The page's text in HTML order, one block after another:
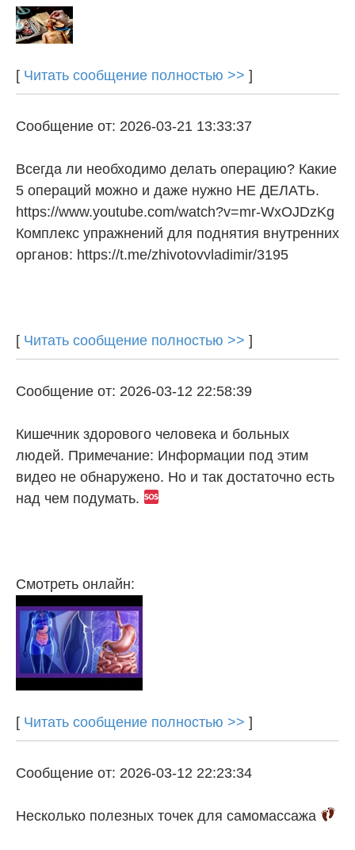
[ Читать сообщение полностью >> ]
Сообщение от: 2026-03-21 13:33:37
Всегда ли необходимо делать операцию? Какие
5 операций можно и даже нужно НЕ ДЕЛАТЬ.
https://www.youtube.com/watch?v=mr-WxOJDzKg
Комплекс упражнений для поднятия внутренних
органов: https://t.me/zhivotovvladimir/3195
[ Читать сообщение полностью >> ]
Сообщение от: 2026-03-12 22:58:39
Кишечник здорового человека и больных
людей. Примечание: Информации под этим
видео не обнаружено. Но и так достаточно есть
над чем подумать.
Смотреть онлайн:
[ Читать сообщение полностью >> ]
Сообщение от: 2026-03-12 22:23:34
Несколько полезных точек для самомассажа